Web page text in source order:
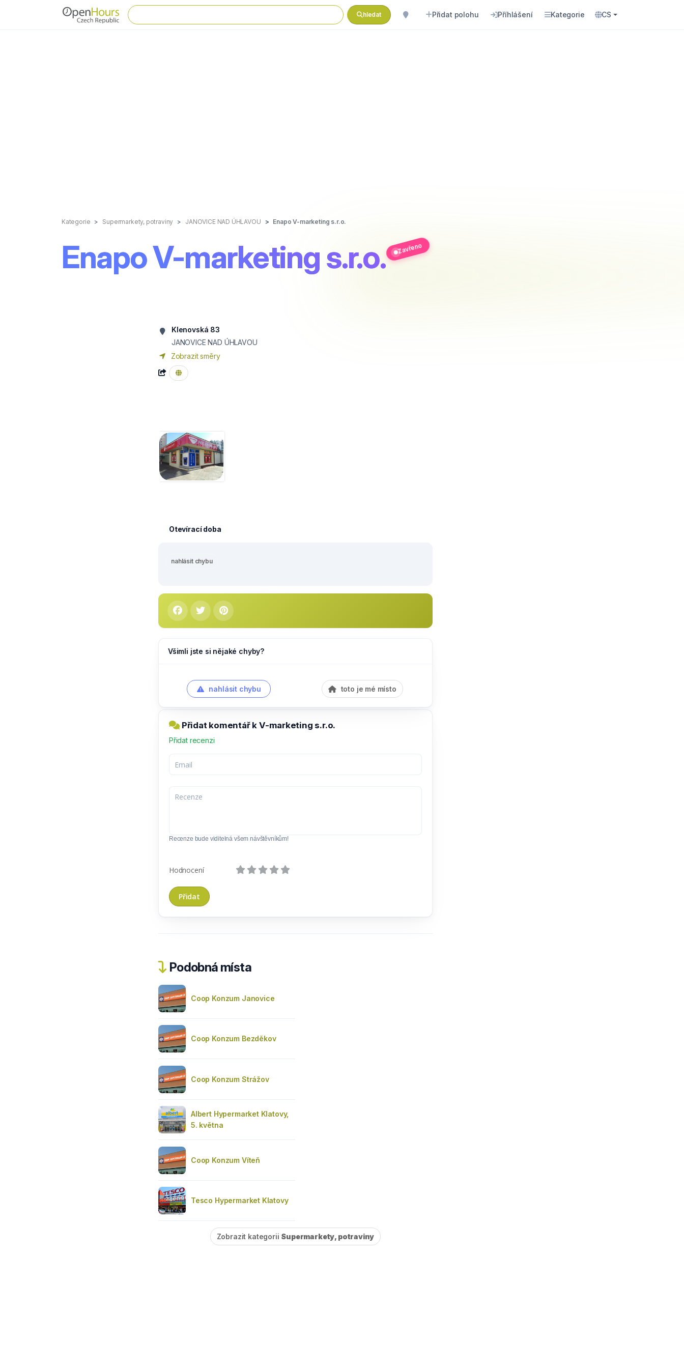
hledat Přidat polohu Příhlášení Kategorie CS
Kategorie Supermarkety, potraviny JANOVICE NAD ÚHLAVOU Enapo V-marketing s.r.o.
Enapo V-marketing s.r.o. Zavřeno
Klenovská 83
JANOVICE NAD ÚHLAVOU
Zobrazit směry
Otevírací doba
nahlásit chybu
Všimli jste si nějaké chyby?
nahlásit chybu toto je mé místo
Přidat komentář k V-marketing s.r.o.
Přidat recenzi
Recenze bude viditelná všem návštěvníkům!
Hodnocení
Podobná místa
Coop Konzum Janovice
Coop Konzum Bezděkov
Coop Konzum Strážov
Albert Hypermarket Klatovy,
5. května
Coop Konzum Víteň
Tesco Hypermarket Klatovy
Zobrazit kategorii Supermarkety, potraviny